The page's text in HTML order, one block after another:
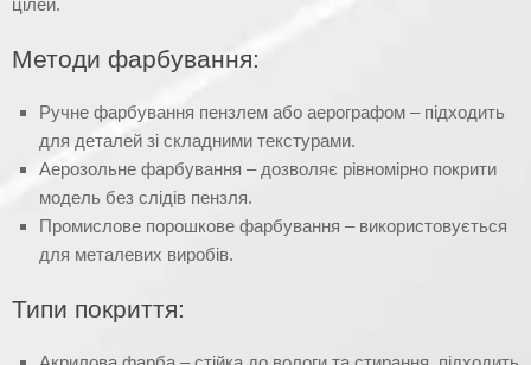
Методи фарбування:
Ручне фарбування пензлем або аерографом – підходить
для деталей зі складними текстурами.
Аерозольне фарбування – дозволяє рівномірно покрити
модель без слідів пензля.
Промислове порошкове фарбування – використовується
для металевих виробів.
Типи покриття: